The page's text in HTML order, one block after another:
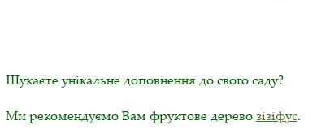
Шукаєте унікальне доповнення до свого саду?
Ми рекомендуємо Вам фруктове деревозізіфус.